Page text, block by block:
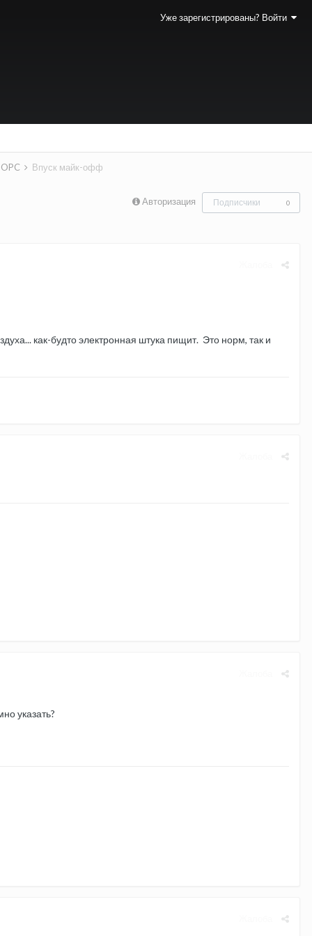
Уже зарегистрированы? Войти
Впуск майк-офф
Авторизация Подписчики 0
как-будто электронная штука пищит. Это норм, так и
указать?